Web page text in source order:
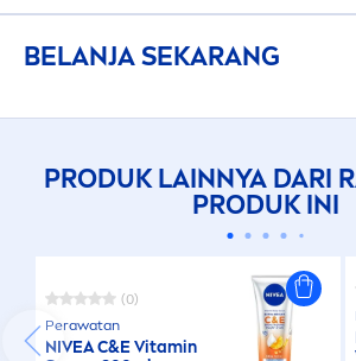
BELANJA SEKARANG
PRODUK LAINNYA DARI
PRODUK INI
(0)
Perawatan
NIVEAC&EVitamin